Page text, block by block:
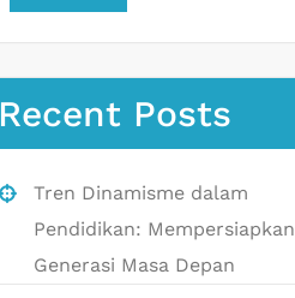
Recent Posts
Tren Dinamisme dalam
Pendidikan: Mempersiapkan
Generasi Masa Depan